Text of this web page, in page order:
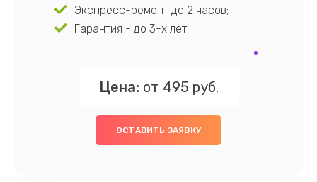
Экспресс-ремонт до 2 часов;
Гарантия - до 3-х лет;
Цена: от 495 руб.
ОСТАВИТЬ ЗАЯВКУ